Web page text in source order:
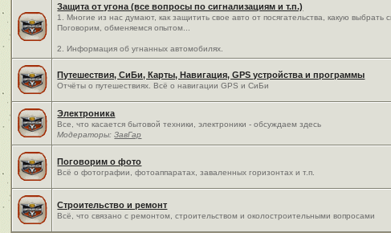
Защита от угона (все вопросы по сигнализациям и т.п.)
1. Многие из нас думают, как защитить свое авто от посягательства, какую выбрать
Поговорим, обменяемся опытом...
2. Информация об угнанных автомобилях.
Путешествия, СиБи, Карты, Навигация, GPS устройства и программы
Отчёты о путешествиях. Всё о навигации GPS и СиБи
Электроника
Все, что касается бытовой техники, электроники - обсуждаем здесь
Модераторы:ЗавГар
Поговорим о фото
Всё о фотографии, фотоаппаратах, заваленных горизонтах и т.п.
Строительство и ремонт
Всё, что связано с ремонтом, строительством и околостроительными вопросами